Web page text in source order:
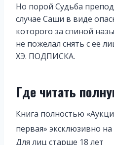
Но порой Судьба
случае Саши в виде
которого за спиной
не пожелал снять с её
ХЭ. ПОДПИСКА.
Где читать
Книга полностью
первая» эксклюзивно на
Для лиц старше 18 лет